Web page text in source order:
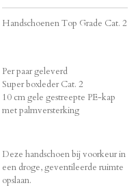
Handschoenen Top Grade Cat. 2
Per paar geleverd
Super boxleder Cat. 2
10 cm gele gestreepte PE-kap
met palmversterking
Deze handschoen bij voorkeur in
een droge, geventileerde ruimte
opslaan.